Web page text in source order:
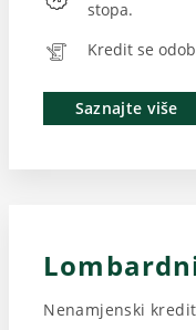
stopa.
Kredit se
Saznajte više
Nenamjenski